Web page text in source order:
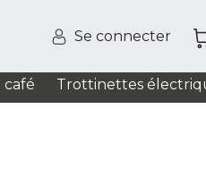
Se connecter
café Trottinettes